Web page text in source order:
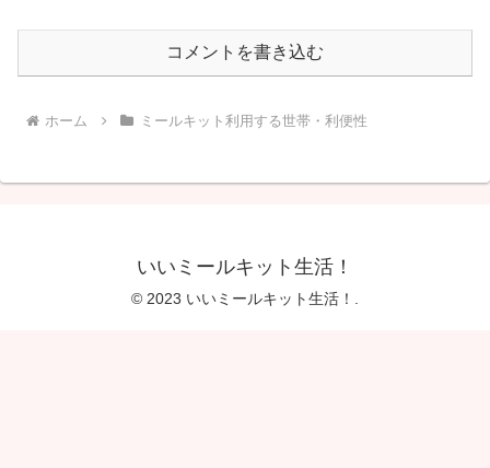
コメントを書き込む
ホーム ミールキット利用する世帯・利便性
いいミールキット生活！
© 2023 いいミールキット生活！.